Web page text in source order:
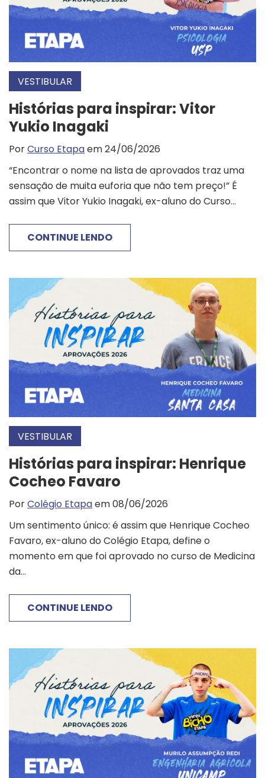
VESTIBULAR
Histórias para inspirar: Vitor
Yukio Inagaki
PorCurso Etapaem 24/06/2026
“Encontrar o nome na lista de aprovados traz uma
sensação de muita euforia que não tem preço!” É
assim que Vitor Yukio Inagaki, ex-aluno do Curso...
CONTINUE LENDO
VESTIBULAR
Histórias para inspirar: Henrique
Cocheo Favaro
PorColégio Etapaem 08/06/2026
Um sentimento único: é assim que Henrique Cocheo
Favaro, ex-aluno do Colégio Etapa, define o
momento em que foi aprovado no curso de Medicina
da...
CONTINUE LENDO